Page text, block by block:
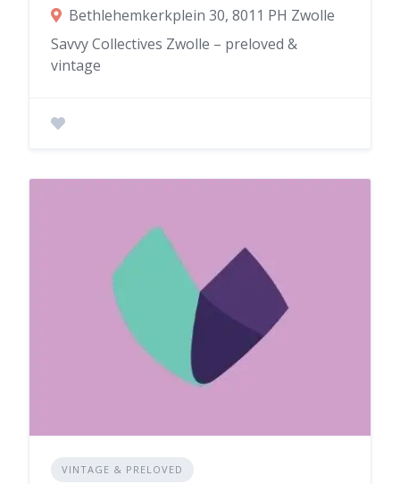
Bethlehemkerkplein 30, 8011 PH Zwolle
Savvy Collectives Zwolle – preloved &
vintage
VINTAGE & PRELOVED